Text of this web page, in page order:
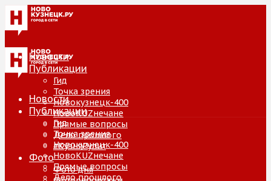
Новости
Публикации
Гид
Точка зрения
Новокузнецк-400
НовоKUZнечане
Прямые вопросы
Дело прошлого
#КузняРулит
Фото
Фото дня
Новости
Публикации
Гид
Точка зрения
Новокузнецк-400
НовоKUZнечане
Прямые вопросы
Дело прошлого